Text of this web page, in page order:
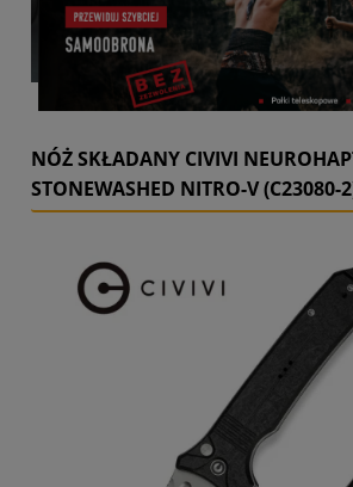
NÓŻ SKŁADANY CIVIVI
STONEWASHED NITRO-V (C23080-